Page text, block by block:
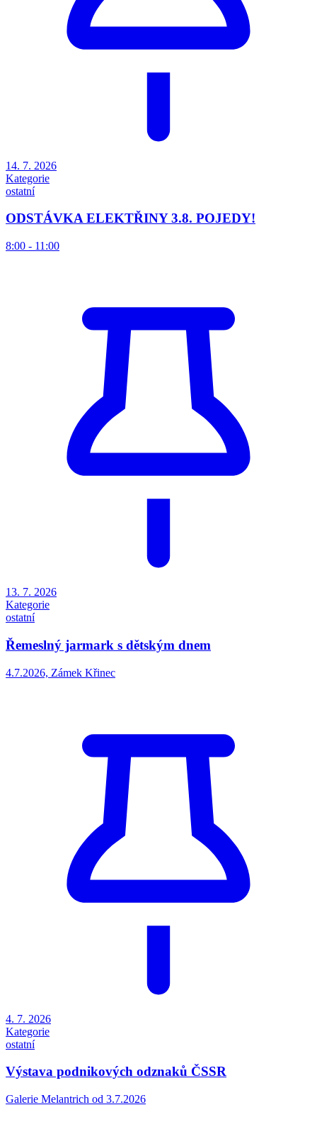
14. 7. 2026
Kategorie
ostatní
ODSTÁVKA ELEKTŘINY 3.8. POJEDY!
8:00 - 11:00
13. 7. 2026
Kategorie
ostatní
Řemeslný jarmark s dětským dnem
4.7.2026, Zámek Křinec
4. 7. 2026
Kategorie
ostatní
Výstava podnikových odznaků ČSSR
Galerie Melantrich od 3.7.2026